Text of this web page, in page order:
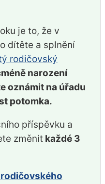
je to, že v
dítěte a splnění
rodičovský
narození
oznámit na úřadu
potomka.
příspěvku a
změnit každé 3